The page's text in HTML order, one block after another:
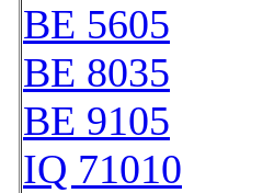
BE 5605
BE 8035
BE 9105
IQ 71010